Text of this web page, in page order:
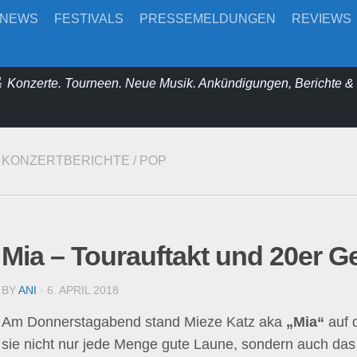
FESTIVALS PRESSEMELDUNGEN REVIEWS
Konzerte. Tourneen. Neue Musik. Ankündigungen, Berichte
KONZERTBERICHTE / POP
Mia – Tourauftakt und 20er
BYANI · 6. APRIL 2018
Am Donnerstagabend stand Mieze Katz aka „Mia“ auf
sie nicht nur jede Menge gute Laune, sondern auch das